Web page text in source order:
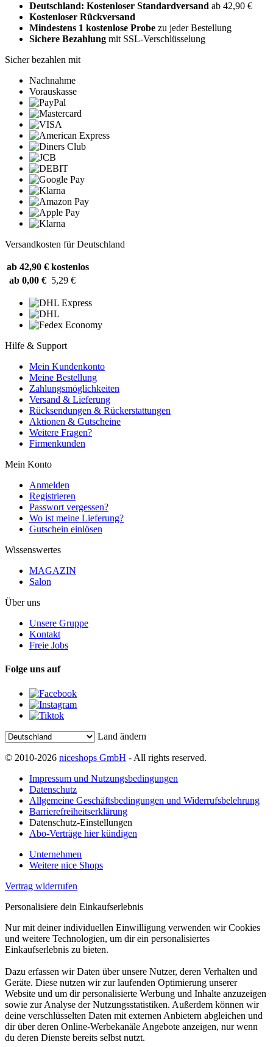
Deutschland: Kostenloser Standardversand ab 42,90 €
Kostenloser Rückversand
Mindestens 1 kostenlose Probe zu jeder Bestellung
Sichere Bezahlung mit SSL-Verschlüsselung
Sicher bezahlen mit
Nachnahme
Vorauskasse
Versandkosten für Deutschland
ab 42,90 € kostenlos
ab 0,00 € 5,29 €
Hilfe & Support
Mein Kundenkonto
Meine Bestellung
Zahlungsmöglichkeiten
Versand & Lieferung
Rücksendungen & Rückerstattungen
Aktionen & Gutscheine
Weitere Fragen?
Firmenkunden
Mein Konto
Anmelden
Registrieren
Passwort vergessen?
Wo ist meine Lieferung?
Gutschein einlösen
Wissenswertes
MAGAZIN
Salon
Über uns
Unsere Gruppe
Kontakt
Freie Jobs
Folge uns auf
Land ändern
© 2010-2026 niceshops GmbH - All rights reserved.
Impressum und Nutzungsbedingungen
Datenschutz
Allgemeine Geschäftsbedingungen und Widerrufsbelehrung
Barrierefreiheitserklärung
Datenschutz-Einstellungen
Abo-Verträge hier kündigen
Unternehmen
Weitere nice Shops
Vertrag widerrufen
Personalisiere dein Einkaufserlebnis
Nur mit deiner individuellen Einwilligung verwenden wir Cookies
und weitere Technologien, um dir ein personalisiertes
Einkaufserlebnis zu bieten.
Dazu erfassen wir Daten über unsere Nutzer, deren Verhalten und
Geräte. Diese nutzen wir zur laufenden Optimierung unserer
Website und um dir personalisierte Werbung und Inhalte anzuzeigen
sowie zur Analyse der Nutzungsstatistiken. Außerdem können wir
deine verschlüsselten Daten mit externen Anbietern abgleichen und
dir über deren Online-Werbekanäle Angebote anzeigen, nur wenn
du deren Dienste bereits selbst nutzt.